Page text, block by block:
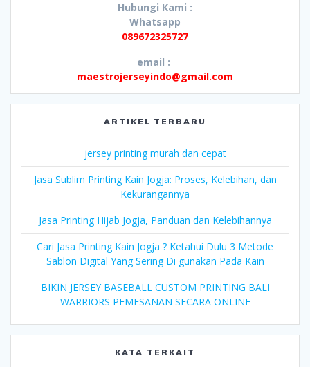
Hubungi Kami :
Whatsapp
089672325727
email :
maestrojerseyindo@gmail.com
ARTIKEL TERBARU
jersey printing murah dan cepat
Jasa Sublim Printing Kain Jogja: Proses, Kelebihan, dan
Kekurangannya
Jasa Printing Hijab Jogja, Panduan dan Kelebihannya
Cari Jasa Printing Kain Jogja ? Ketahui Dulu 3 Metode
Sablon Digital Yang Sering Di gunakan Pada Kain
BIKIN JERSEY BASEBALL CUSTOM PRINTING BALI
WARRIORS PEMESANAN SECARA ONLINE
KATA TERKAIT